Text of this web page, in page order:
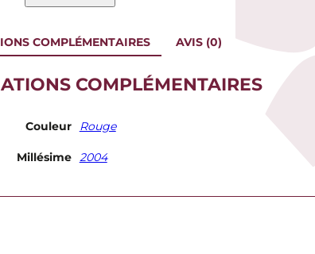
COMPLÉMENTAIRES AVIS (0)
COMPLÉMENTAIRES
Couleur Rouge
Millésime 2004